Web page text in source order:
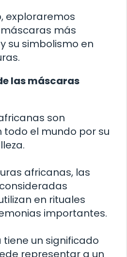
exploraremos
más
su simbolismo en
las máscaras
son
todo el mundo por su
africanas, las
en rituales
importantes.
un significado
representar a un